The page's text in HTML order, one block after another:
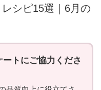
シピ15選｜6月の